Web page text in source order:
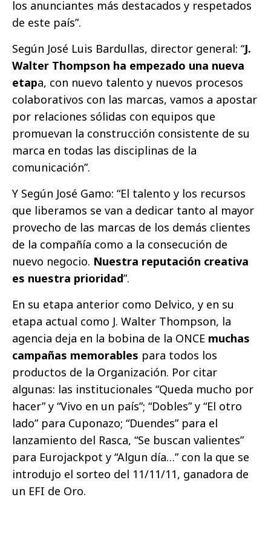
los anunciantes más destacados y respetados
de este país”.
Según José Luis Bardullas, director general: “J.
Walter Thompson ha empezado una nueva
etapa, con nuevo talento y nuevos procesos
colaborativos con las marcas, vamos a apostar
por relaciones sólidas con equipos que
promuevan la construcción consistente de su
marca en todas las disciplinas de la
comunicación”.
Y Según José Gamo: “El talento y los recursos
que liberamos se van a dedicar tanto al mayor
provecho de las marcas de los demás clientes
de la compañía como a la consecución de
nuevo negocio. Nuestra reputación creativa
es nuestra prioridad”.
En su etapa anterior como Delvico, y en su
etapa actual como J. Walter Thompson, la
agencia deja en la bobina de la ONCE muchas
campañas memorables para todos los
productos de la Organización. Por citar
algunas: las institucionales “Queda mucho por
hacer” y “Vivo en un país”; “Dobles” y “El otro
lado” para Cuponazo; “Duendes” para el
lanzamiento del Rasca, “Se buscan valientes”
para Eurojackpot y “Algun día…” con la que se
introdujo el sorteo del 11/11/11, ganadora de
un EFI de Oro.